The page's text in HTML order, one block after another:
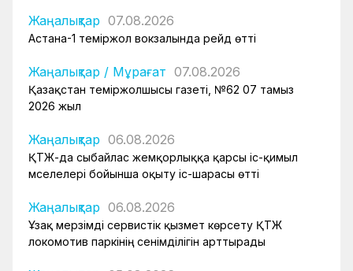
Жаңалықтар 07.08.2026
Астана-1 теміржол вокзалында рейд өтті
Жаңалықтар / Мұрағат 07.08.2026
Қазақстан теміржолшысы газеті, №62 07 тамыз
2026 жыл
Жаңалықтар 06.08.2026
ҚТЖ-да сыбайлас жемқорлыққа қарсы іс-қимыл
мәселелері бойынша оқыту іс-шарасы өтті
Жаңалықтар 06.08.2026
Ұзақ мерзімді сервистік қызмет көрсету ҚТЖ
локомотив паркінің сенімділігін арттырады